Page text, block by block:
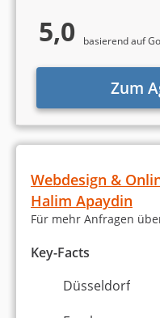
5,0 basierend auf
Zum
Webdesign &
Halim Apaydin
Für mehr Anfragen
Key-Facts
Düsseldorf